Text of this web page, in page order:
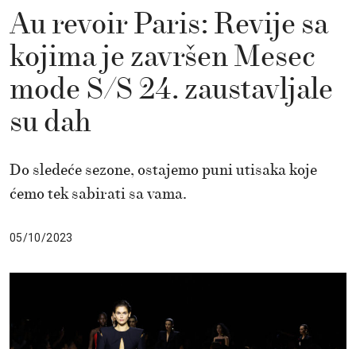
Au revoir Paris: Revije sa
kojima je završen Mesec
mode S/S 24. zaustavljale
su dah
Do sledeće sezone, ostajemo puni utisaka koje
ćemo tek sabirati sa vama.
05/10/2023